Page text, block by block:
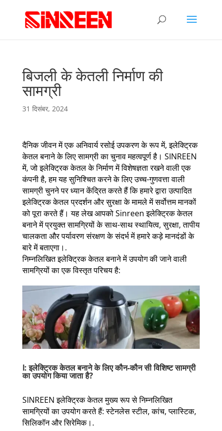
बिजली के केतली निर्माण की
सामग्री
31 दिसंबर, 2024
दैनिक जीवन में एक अनिवार्य रसोई उपकरण के रूप में, इलेक्ट्रिक
केतल बनाने के लिए सामग्री का चुनाव महत्वपूर्ण है। SINREEN
में, जो इलेक्ट्रिक केतल के निर्माण में विशेषज्ञता रखने वाली एक
कंपनी है, हम यह सुनिश्चित करने के लिए उच्च-गुणवत्ता वाली
सामग्री चुनने पर ध्यान केंद्रित करते हैं कि हमारे द्वारा उत्पादित
इलेक्ट्रिक केतल प्रदर्शन और सुरक्षा के मामले में सर्वोत्तम मानकों
को पूरा करते हैं। यह लेख आपको Sinreen इलेक्ट्रिक केतल
बनाने में प्रयुक्त सामग्रियों के साथ-साथ स्थायित्व, सुरक्षा, तापीय
चालकता और पर्यावरण संरक्षण के संदर्भ में हमारे कड़े मानदंडों के
बारे में बताएगा।.
निम्नलिखित इलेक्ट्रिक केतल बनाने में उपयोग की जाने वाली
सामग्रियों का एक विस्तृत परिचय है:
Ⅰ: इलेक्ट्रिक केतल बनाने के लिए कौन-कौन सी विशिष्ट सामग्री
का उपयोग किया जाता है?
SINREEN इलेक्ट्रिक केतल मुख्य रूप से निम्नलिखित
सामग्रियों का उपयोग करते हैं: स्टेनलेस स्टील, कांच, प्लास्टिक,
सिलिकॉन और सिरेमिक।.